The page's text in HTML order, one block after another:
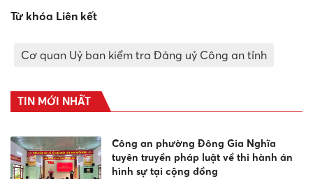
Từ khóa Liên kết
Cơ quan Uỷ ban kiểm tra Đảng uỷ Công an tỉnh
TIN MỚI NHẤT
Công an phường Đông Gia Nghĩa
tuyên truyền pháp luật về thi hành án
hình sự tại cộng đồng